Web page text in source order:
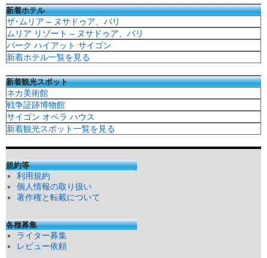
新着ホテル
ザ･ムリア – ヌサドゥア、バリ
ムリア リゾート – ヌサドゥア、バリ
パーク ハイアット サイゴン
新着ホテル一覧を見る
新着観光スポット
ネカ美術館
戦争証跡博物館
サイゴン オペラ ハウス
新着観光スポット一覧を見る
規約等
利用規約
個人情報の取り扱い
著作権と転載について
各種募集
ライター募集
レビュー依頼